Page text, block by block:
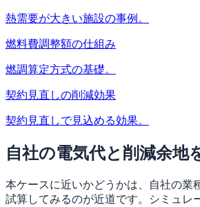
熱需要が大きい施設の事例。
燃料費調整額の仕組み
燃調算定方式の基礎。
契約見直しの削減効果
契約見直しで見込める効果。
自社の電気代と削減余地
本ケースに近いかどうかは、自社の業
試算してみるのが近道です。シミュレ